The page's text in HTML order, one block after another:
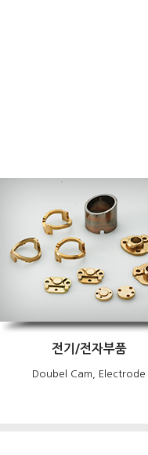
전기/전자부품
Doubel Cam, Electrode